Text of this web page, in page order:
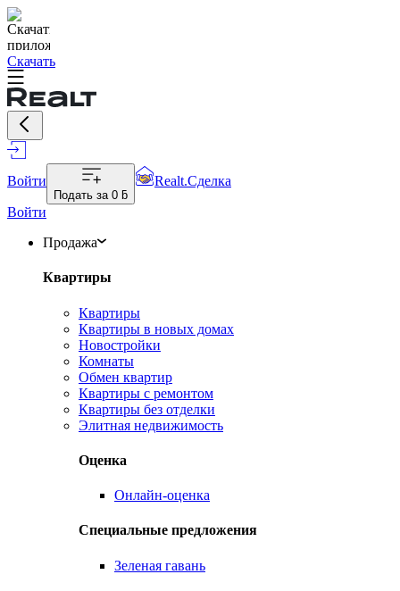
Скачать
Войти
Подать за 0 ƃ
Realt.Сделка
Войти
Продажа
Квартиры
Квартиры
Квартиры в новых домах
Новостройки
Комнаты
Обмен квартир
Квартиры с ремонтом
Квартиры без отделки
Элитная недвижимость
Оценка
Онлайн-оценка
Специальные предложения
Зеленая гавань